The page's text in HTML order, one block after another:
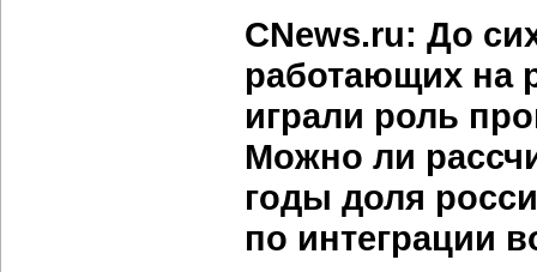
CNews.ru: До
работающих на
играли роль
Можно ли
годы доля
по интеграции